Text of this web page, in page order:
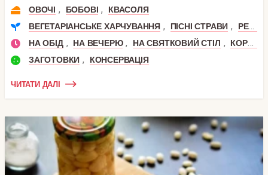
ОВОЧІ , БОБОВІ ,
КВАСОЛЯ
ВЕГЕТАРІАНСЬКЕ ХАРЧУВАННЯ , ПІСНІ СТРАВИ ,
РЕЦЕПТИ ДЛЯ СХУДНЕННЯ
НА ОБІД , НА ВЕЧЕРЮ , НА СВЯТКОВИЙ СТІЛ ,
КОРИСНИЙ ОБІД
ЗАГОТОВКИ , КОНСЕРВАЦІЯ
ЧИТАТИ ДАЛІ